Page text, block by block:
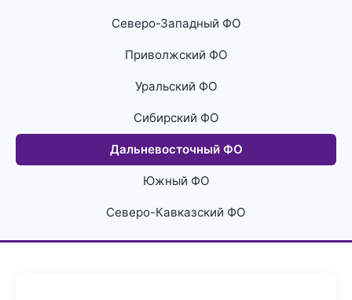
Северо-Западный ФО
Приволжский ФО
Уральский ФО
Сибирский ФО
Дальневосточный ФО
Южный ФО
Северо-Кавказский ФО